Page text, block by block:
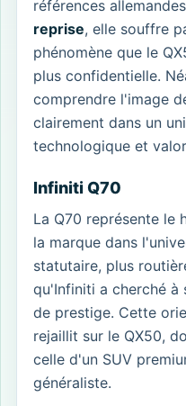
références
reprise, elle souffre
phénomène que le
plus confidentielle.
comprendre l'image
clairement dans un
technologique et
Infiniti Q70
La Q70 représente le
la marque dans
statutaire, plus
qu'Infiniti a cherché à
de prestige. Cette
rejaillit sur le QX50,
celle d'un SUV
généraliste.